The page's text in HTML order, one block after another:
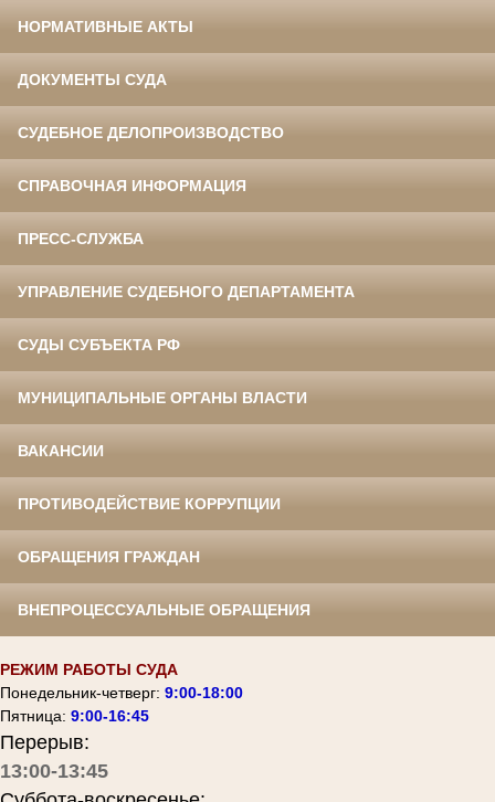
НОРМАТИВНЫЕ АКТЫ
ДОКУМЕНТЫ СУДА
СУДЕБНОЕ ДЕЛОПРОИЗВОДСТВО
СПРАВОЧНАЯ ИНФОРМАЦИЯ
ПРЕСС-СЛУЖБА
УПРАВЛЕНИЕ СУДЕБНОГО ДЕПАРТАМЕНТА
СУДЫ СУБЪЕКТА РФ
МУНИЦИПАЛЬНЫЕ ОРГАНЫ ВЛАСТИ
ВАКАНСИИ
ПРОТИВОДЕЙСТВИЕ КОРРУПЦИИ
ОБРАЩЕНИЯ ГРАЖДАН
ВНЕПРОЦЕССУАЛЬНЫЕ ОБРАЩЕНИЯ
РЕЖИМ РАБОТЫ СУДА
Понедельник-четверг: 9:00-18:00
Пятница: 9:00-16:45
Перерыв:
13:00-13:45